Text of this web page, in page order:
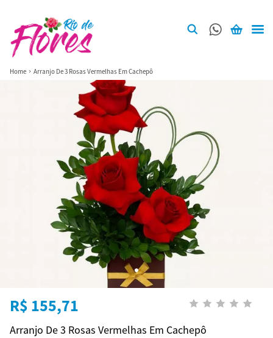
Home Arranjo De 3 Rosas Vermelhas Em Cachepô
R$ 155,71
Arranjo De 3 Rosas Vermelhas Em Cachepô